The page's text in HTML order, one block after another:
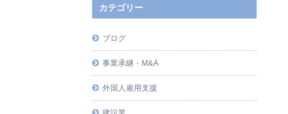
カテゴリー
ブログ
事業承継・M&A
外国人雇用支援